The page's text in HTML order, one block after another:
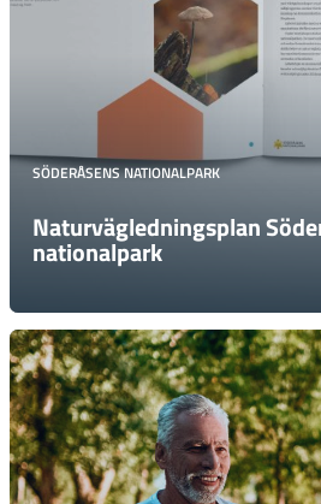
SÖDERÅSENS NATIONALPARK
Natur­väglednings­plan
nationalpark